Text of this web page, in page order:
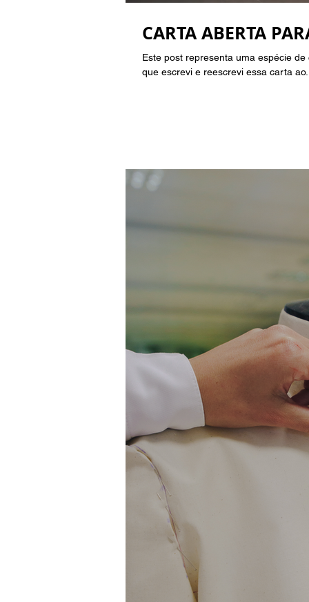
CARTA ABERTA
Este post representa uma espécie
que escrevi e reescrevi essa carta